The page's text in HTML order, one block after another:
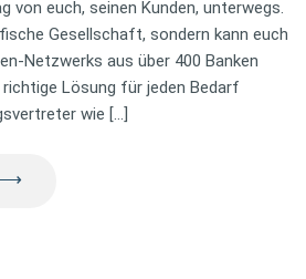
von euch, seinen Kunden, unterwegs.
Gesellschaft, sondern kann euch
Netzwerks aus über 400 Banken
Lösung für jeden Bedarf
wie […]